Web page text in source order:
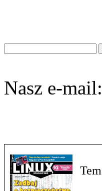
na
Nasz e-mail: